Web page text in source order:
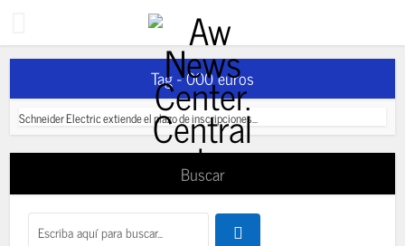
Tag - 000 euros
Schneider Electric extiende el plazo de inscripciones...
Buscar